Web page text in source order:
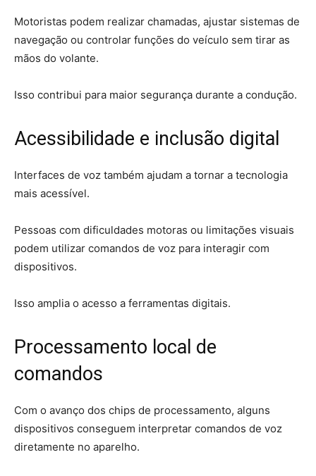
Motoristas podem realizar chamadas, ajustar sistemas de
navegação ou controlar funções do veículo sem tirar as
mãos do volante.
Isso contribui para maior segurança durante a condução.
Acessibilidade e inclusão digital
Interfaces de voz também ajudam a tornar a tecnologia
mais acessível.
Pessoas com dificuldades motoras ou limitações visuais
podem utilizar comandos de voz para interagir com
dispositivos.
Isso amplia o acesso a ferramentas digitais.
Processamento local de
comandos
Com o avanço dos chips de processamento, alguns
dispositivos conseguem interpretar comandos de voz
diretamente no aparelho.